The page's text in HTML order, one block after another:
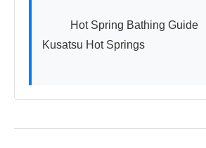
Kusatsu Hot Springs